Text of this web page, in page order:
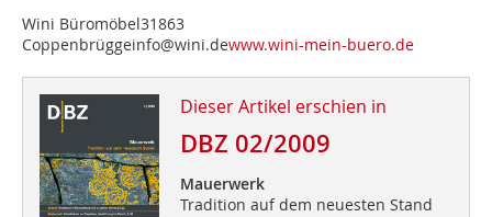
Wini Büromöbel31863
Coppenbrüggeinfo@wini.dewww.wini-mein-buero.de
Dieser Artikel erschien in
DBZ 02/2009
Mauerwerk
Tradition auf dem neuesten Stand